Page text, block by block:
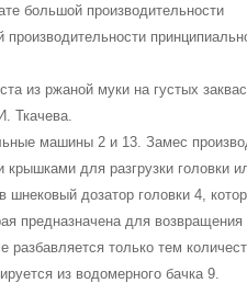
большой производительности
из ржаной муки на густых
Ткачева.
машины 2 и 13. Замес
для разгрузки головки
шнековый дозатор головки 4,
предназначена для
только тем
из водомерного бачка 9.